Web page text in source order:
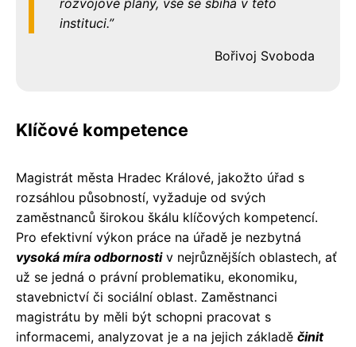
instituci.
Bořivoj Svoboda
Klíčové kompetence
Magistrát města Hradec Králové, jakožto úřad s
rozsáhlou působností, vyžaduje od svých
zaměstnanců širokou škálu klíčových kompetencí.
Pro efektivní výkon práce na úřadě je nezbytná
vysoká míra odbornostiv nejrůznějších oblastech, ať
už se jedná o právní problematiku, ekonomiku,
stavebnictví či sociální oblast. Zaměstnanci
magistrátu by měli být schopni pracovat s
informacemi, analyzovat je a na jejich základě činit